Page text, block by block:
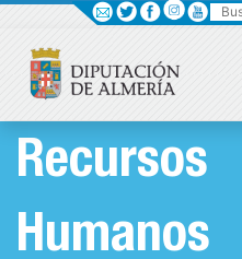
Recursos
Humanos